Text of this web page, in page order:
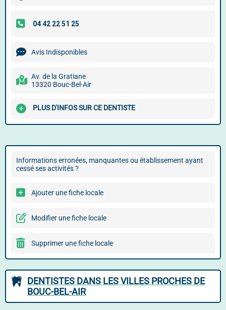
Avis Indisponibles
Av. de la Gratiane
13320 Bouc-Bel-Air
PLUS D'INFOS SUR CE DENTISTE
Informations erronées, manquantes ou établissement ayant
cessé ses activités ?
Ajouter une fiche locale
Modifier une fiche locale
Supprimer une fiche locale
DENTISTES DANS LES VILLES PROCHES DE
BOUC-BEL-AIR